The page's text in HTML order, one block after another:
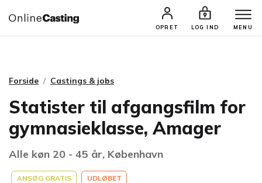
OPRET LOG IND MENU
CASTINGS & JOBS SØG PROFIL
Forside Castings & jobs
Statister til afgangsfilm for
gymnasieklasse, Amager
Alle køn 20 - 45 år, København
ANSØG GRATIS UDLØBET